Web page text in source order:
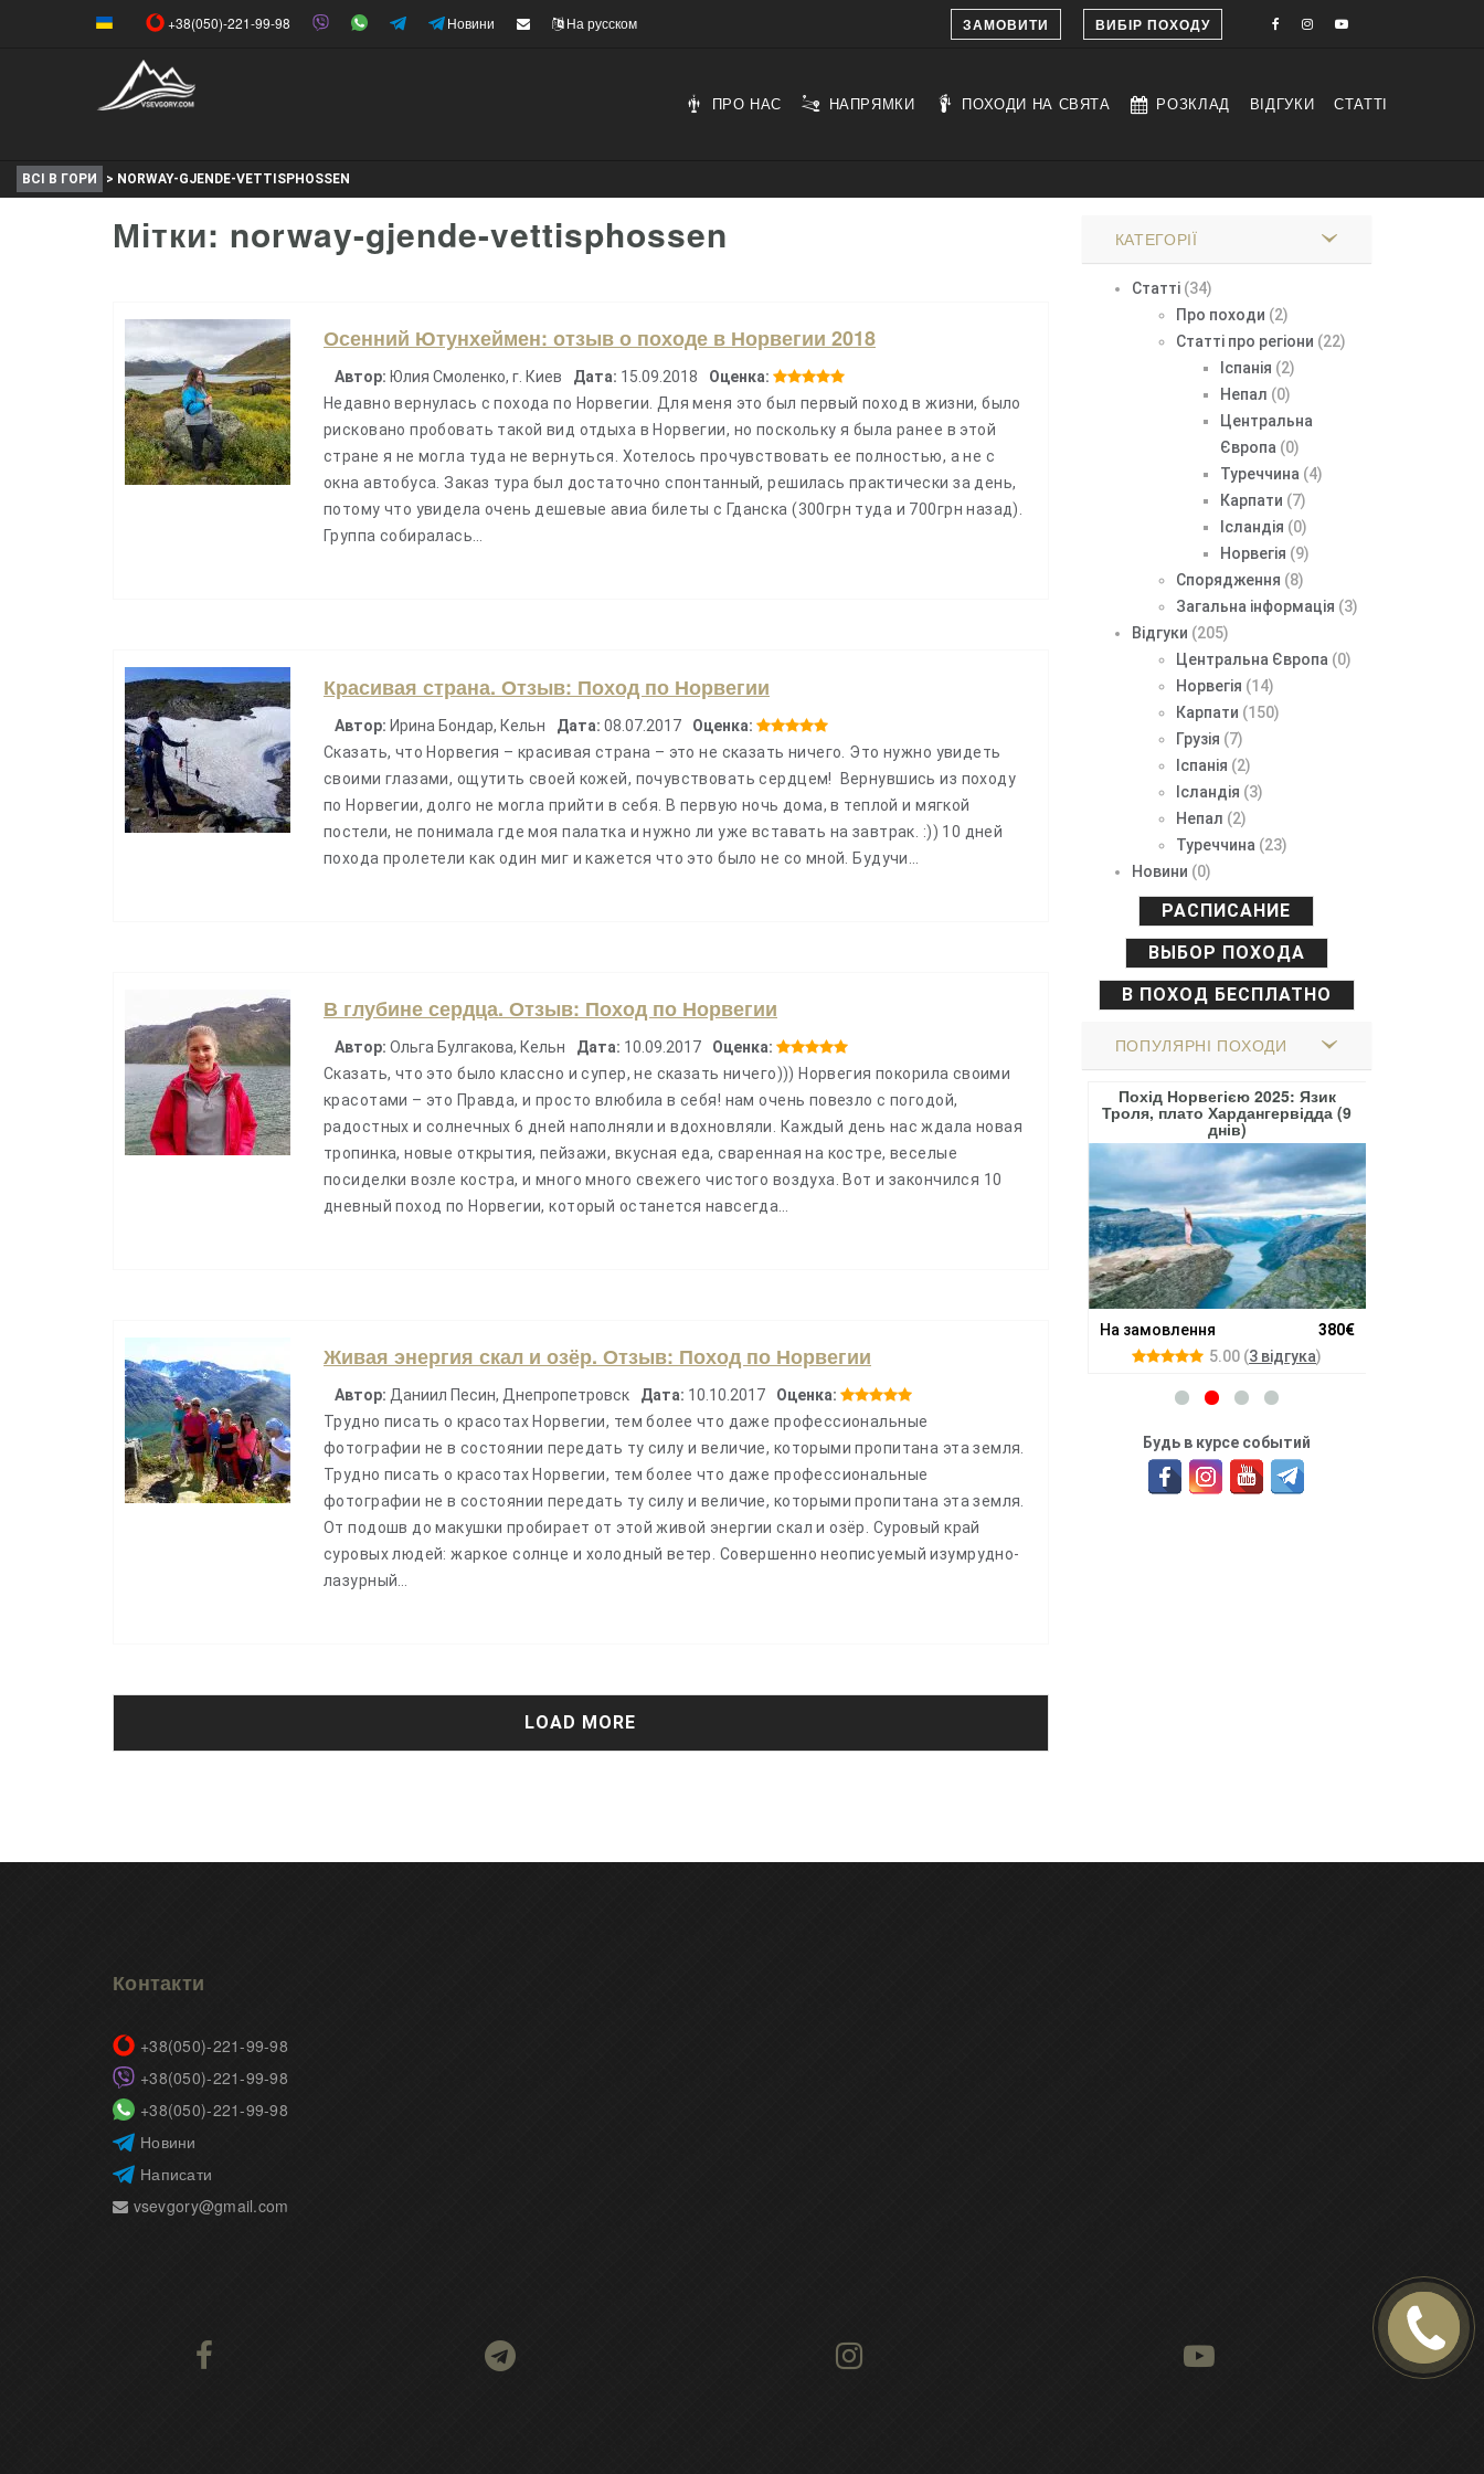
+38(050)-221-99-98 Новини На русском ЗАМОВИТИ ВИБІР ПОХОДУ
ПРО НАС НАПРЯМКИ ПОХОДИ НА СВЯТА РОЗКЛАД ВІДГУКИ СТАТТІ
ВСІ В ГОРИ > NORWAY-GJENDE-VETTISPHOSSEN
Мітки: norway-gjende-vettisphossen
Осенний Ютунхеймен: отзыв о походе в Норвегии 2018
Автор: Юлия Смоленко, г. Киев Дата: 15.09.2018
Оценка:
Недавно вернулась с похода по Норвегии. Для меня это был первый поход в жизни, было
рисковано пробовать такой вид отдыха в Норвегии, но поскольку я была ранее в этой
стране я не могла туда не вернуться. Хотелось прочувствовать ее полностью, а не с
окна автобуса. Заказ тура был достаточно спонтанный, решилась практически за день,
потому что увидела очень дешевые авиа билеты с Гданска (300грн туда и 700грн назад).
Группа собиралась…
Красивая страна. Отзыв: Поход по Норвегии
Автор: Ирина Бондар, Кельн Дата: 08.07.2017
Оценка:
Сказать, что Норвегия – красивая страна – это не сказать ничего. Это нужно увидеть
своими глазами, ощутить своей кожей, почувствовать сердцем! Вернувшись из походу
по Норвегии, долго не могла прийти в себя. В первую ночь дома, в теплой и мягкой
постели, не понимала где моя палатка и нужно ли уже вставать на завтрак. :)) 10 дней
похода пролетели как один миг и кажется что это было не со мной. Будучи…
В глубине сердца. Отзыв: Поход по Норвегии
Автор: Ольга Булгакова, Кельн Дата: 10.09.2017
Оценка:
Сказать, что это было классно и супер, не сказать ничего))) Норвегия покорила своими
красотами – это Правда, и просто влюбила в себя! нам очень повезло с погодой,
радостных и солнечных 6 дней наполняли и вдохновляли. Каждый день нас ждала новая
тропинка, новые открытия, пейзажи, вкусная еда, сваренная на костре, веселые
посиделки возле костра, и много много свежего чистого воздуха. Вот и закончился 10
дневный поход по Норвегии, который останется навсегда…
Живая энергия скал и озёр. Отзыв: Поход по Норвегии
Автор: Даниил Песин, Днепропетровск Дата: 10.10.2017
Оценка:
Трудно писать о красотах Норвегии, тем более что даже профессиональные
фотографии не в состоянии передать ту силу и величие, которыми пропитана эта земля.
Трудно писать о красотах Норвегии, тем более что даже профессиональные
фотографии не в состоянии передать ту силу и величие, которыми пропитана эта земля.
От подошв до макушки пробирает от этой живой энергии скал и озёр. Суровый край
суровых людей: жаркое солнце и холодный ветер. Совершенно неописуемый изумрудно-
лазурный…
LOAD MORE
КАТЕГОРІЇ
Статті(34)
Про походи (2)
Статті про регіони (22)
Іспанія (2)
Непал (0)
Центральна
Європа (0)
Туреччина (4)
Карпати (7)
Ісландія (0)
Норвегія (9)
Спорядження (8)
Загальна інформація (3)
Відгуки (205)
Центральна Європа (0)
Норвегія (14)
Карпати (150)
Грузія (7)
Іспанія (2)
Ісландія (3)
Непал (2)
Туреччина (23)
Новини (0)
РАСПИСАНИЕ
ВЫБОР ПОХОДА
В ПОХОД БЕСПЛАТНО
ПОПУЛЯРНІ ПОХОДИ
Похід Іспанією: Гори Вздовж
Атлантичного Океану (8 Днів)
Похід Норвегією 2025: Язик
Троля, плато Хардангервідда (9
днів)
На замовлення
380€
5.00 (3 вiдгука)
Будь в курсе событий
Контакти
+38(050)-221-99-98
+38(050)-221-99-98
+38(050)-221-99-98
Новини
Написати
vsevgory@gmail.com
ПЕРЕДЗВОНІТЬ
МЕНІ